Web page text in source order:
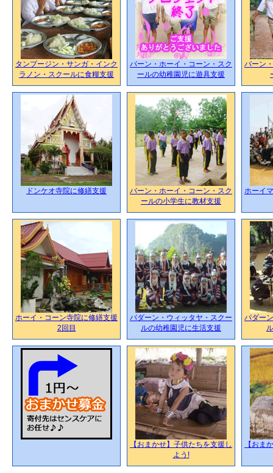
タンプージン・サンガ・インク
ラノン・スクールに食糧支援
バーン・ホーイ・コーン・スク
ールの幼稚園児に遊具支援
バーン
ドンケオ寺院に修繕支援
バーン・ホーイ・コーン・スク
ールの小学生に教材支援
ホーイ
ホーイ・コーン寺院に修繕支援
2回目
パダーン・ウィッタヤ・スクー
ルの幼稚園児に生活支援
パダー
【おまかせ】子供たちを支援し
よう!
【おま